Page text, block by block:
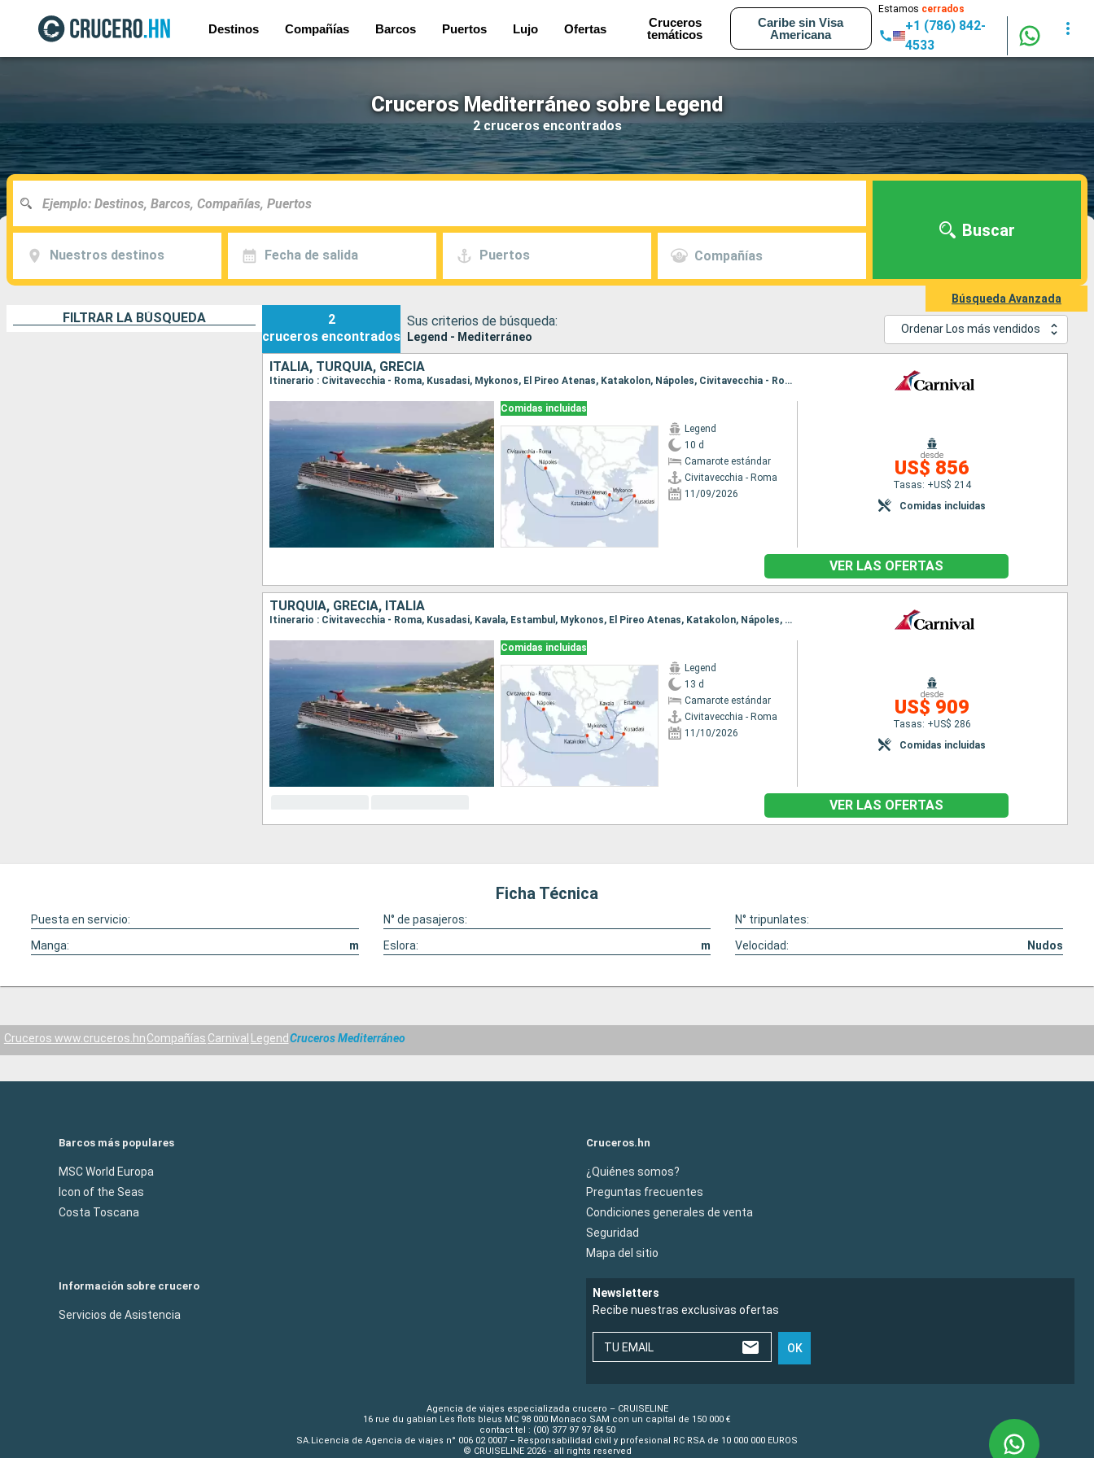
Destinos Compañías Barcos Puertos Lujo Ofertas
Cruceros
temáticos
Caribe sin Visa
Americana
Estamos cerrados
+1 (786) 842-
4533
Cruceros Mediterráneo sobre Legend
2 cruceros encontrados
Nuestros destinos Fecha de salida Puertos Compañías
Buscar
Búsqueda Avanzada
FILTRAR LA BÚSQUEDA
2
cruceros encontrados
Sus criterios de búsqueda:
Legend - Mediterráneo
Ordenar Los más vendidos
ITALIA, TURQUÍA, GRECIA
Itinerario : Civitavecchia - Roma, Kusadasi, Mykonos, El Pireo Atenas, Katakolon, Nápoles, Civitavecchia - Roma
Comidas incluidas
Legend
10 d
Camarote estándar
Civitavecchia - Roma
11/09/2026
desde
US$ 856
Tasas: +US$ 214
Comidas incluidas
VER LAS OFERTAS
TURQUÍA, GRECIA, ITALIA
Itinerario : Civitavecchia - Roma, Kusadasi, Kavala, Estambul, Mykonos, El Pireo Atenas, Katakolon, Nápoles, Civitavecchia - Roma
Comidas incluidas
Legend
13 d
Camarote estándar
Civitavecchia - Roma
11/10/2026
desde
US$ 909
Tasas: +US$ 286
Comidas incluidas
VER LAS OFERTAS
Ficha Técnica
Puesta en servicio: N° de pasajeros:
N° tripunlates:
Manga:
m Eslora: m Velocidad: Nudos
Cruceros www.cruceros.hnCompañías Carnival LegendCruceros Mediterráneo
Barcos más populares
MSC World Europa
Icon of the Seas
Costa Toscana
Cruceros.hn
¿Quiénes somos?
Preguntas frecuentes
Condiciones generales de venta
Seguridad
Mapa del sitio
Información sobre crucero
Servicios de Asistencia
Newsletters
Recibe nuestras exclusivas ofertas
TU EMAIL OK
Agencia de viajes especializada crucero – CRUISELINE
16 rue du gabian Les flots bleus MC 98 000 Monaco SAM con un capital de 150 000 €
contact tel : (00) 377 97 97 84 50
SA.Licencia de Agencia de viajes n° 006 02 0007 – Responsabilidad civil y profesional RC RSA de 10 000 000 EUROS
© CRUISELINE 2026 - all rights reserved